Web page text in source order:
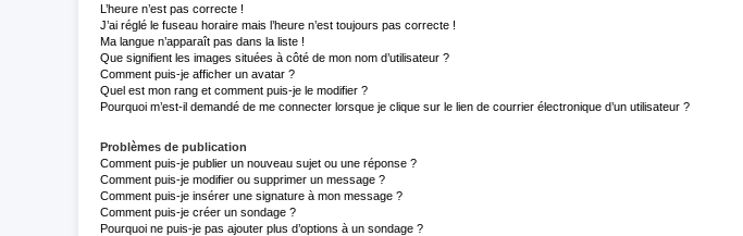
L’heure n’est pas correcte !
J’ai réglé le fuseau horaire mais l’heure n’est toujours pas correcte !
Ma langue n’apparaît pas dans la liste !
Que signifient les images situées à côté de mon nom d’utilisateur ?
Comment puis-je afficher un avatar ?
Quel est mon rang et comment puis-je le modifier ?
Pourquoi m’est-il demandé de me connecter lorsque je clique sur le lien de courrier électronique d’un utilisateur ?
Problèmes de publication
Comment puis-je publier un nouveau sujet ou une réponse ?
Comment puis-je modifier ou supprimer un message ?
Comment puis-je insérer une signature à mon message ?
Comment puis-je créer un sondage ?
Pourquoi ne puis-je pas ajouter plus d’options à un sondage ?